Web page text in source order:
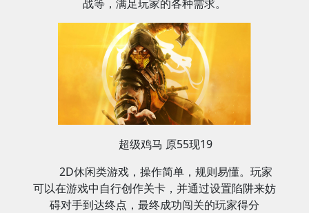
战等，满足玩家的各种需求‌。
超级鸡马 原55现19
2D休闲类游戏，操作简单，规则易懂‌‌。玩家
可以在游戏中自行创作关卡，并通过设置陷阱来妨
碍对手到达终点，最终成功闯关的玩家得分